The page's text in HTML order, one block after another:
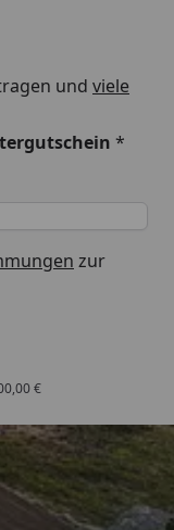
und viele
*
zur
€